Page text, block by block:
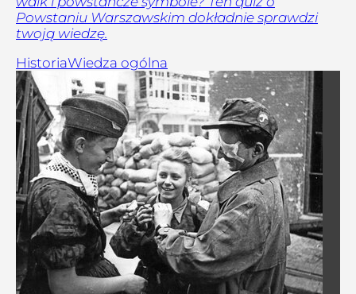
Powstaniu Warszawskim dokładnie sprawdzi
twoją wiedzę.
HistoriaWiedza ogólna